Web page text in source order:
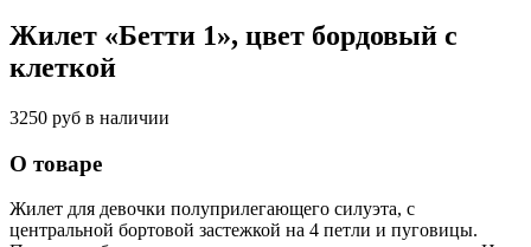
Жилет «Бетти 1», цвет бордовый с
клеткой
3250 руб в наличии
О товаре
Жилет для девочки полуприлегающего силуэта, с
центральной бортовой застежкой на 4 петли и пуговицы.